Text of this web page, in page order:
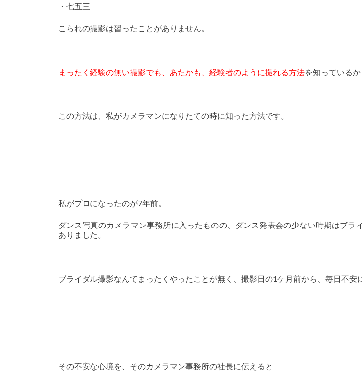
・七五三
こられの撮影は習ったことがありません。
まったく経験の無い撮影でも、あたかも、経験者のように撮れる方法を知っている
この方法は、私がカメラマンになりたての時に知った方法です。
私がプロになったのが7年前。
ダンス写真のカメラマン事務所に入ったものの、ダンス発表会の少ない時期はブラ
ありました。
ブライダル撮影なんてまったくやったことが無く、撮影日の1ケ月前から、毎日不安
その不安な心境を、そのカメラマン事務所の社長に伝えると